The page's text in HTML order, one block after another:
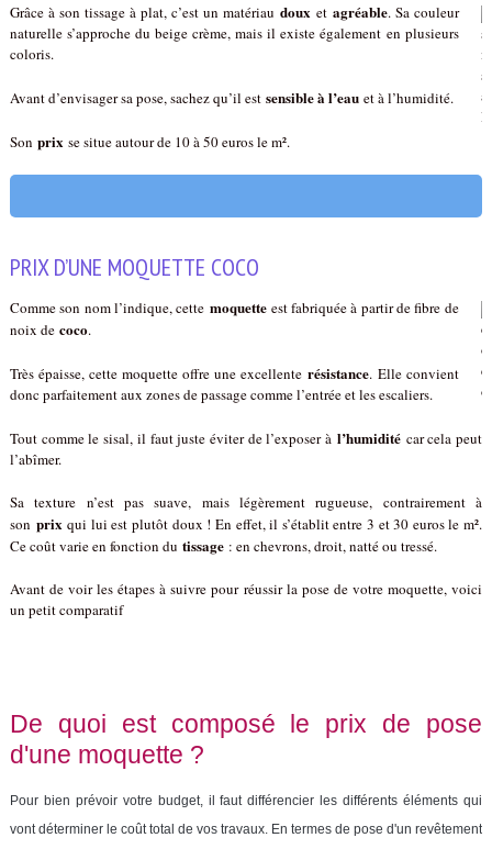
Grâce à son tissage à plat, c’est un matériau doux et agréable. Sa couleur
naturelle s’approche du beige crème, mais il existe également en plusieurs
coloris.
Avant d’envisager sa pose, sachez qu’il est sensible à l’eau et à l’humidité.
Son prix se situe autour de 10 à 50 euros le m².
PRIX D’UNE MOQUETTE COCO
Comme son nom l’indique, cette moquetteest fabriquée à partir de fibre de
noix de coco.
Très épaisse, cette moquette offre une excellenterésistance. Elle convient
donc parfaitement aux zones de passage comme l’entrée et les escaliers.
Tout comme le sisal, il faut juste éviter de l’exposer à l’humidité car cela peut
l’abîmer.
Sa texture n’est pas suave, mais légèrement rugueuse, contrairement à
son prixqui lui est plutôt doux ! En effet, il s’établit entre 3 et 30 euros le m².
Ce coût varie en fonction du tissage : en chevrons, droit, natté ou tressé.
Avant de voir les étapes à suivre pour réussir la pose de votre moquette, voici
un petit comparatif
De quoi est composé le prix de pose
d'une moquette ?
Pour bien prévoir votre budget, il faut différencier les différents éléments qui
vont déterminer le coût total de vos travaux. En termes de pose d'un revêtement